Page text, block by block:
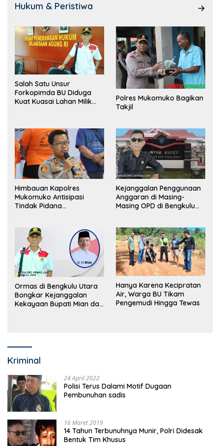
Hukum & Peristiwa
Salah Satu Unsur
Forkopimda BU Diduga
Kuat Kuasai Lahan Milik
Polres Mukomuko Bagikan
Takjil
Himbauan Kapolres
Mukomuko Antisipasi
Tindak Pidana
Kejanggalan Penggunaan
Anggaran di Masing-
Masing OPD di Bengkulu
Ormas di Bengkulu Utara
Bongkar Kejanggalan
Kekayaan Bupati Mian dan
Hanya Karena Kecipratan
Air, Warga BU Tikam
Pengemudi Hingga Tewas
Kriminal
24 April 2022
Polisi Terus Dalami Motif Dugaan
Pembunuhan sadis
16 Maret 2019
14 Tahun Terbunuhnya Munir, Polri Didesak
Bentuk Tim Khusus